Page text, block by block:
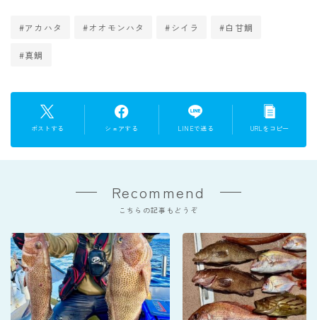
#アカハタ #オオモンハタ #シイラ #白甘鯛
#真鯛
ポストする シェアする LINEで送る URLをコピー
Recommend
こちらの記事もどうぞ